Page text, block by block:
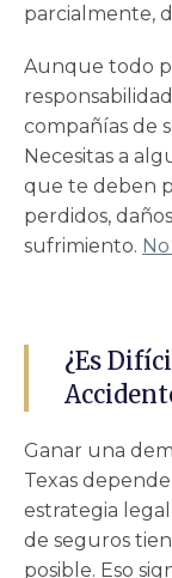
parcialmente,
Aunque todo
compañías de
Necesitas a
que te deben
perdidos,
sufrimiento.
¿Es
Ganar una
Texas
estrategia legal
de seguros
posible. Eso